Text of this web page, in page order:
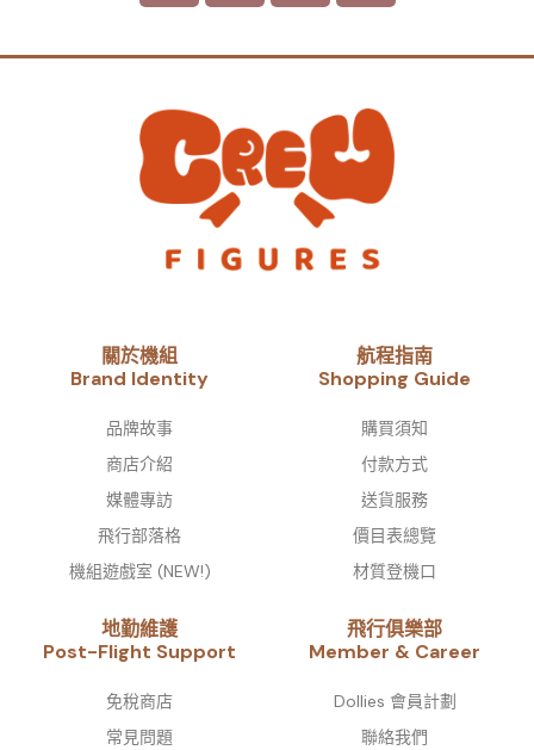
關於機組
Brand Identity​
品牌故事​
商店介紹
媒體專訪
飛行部落格
機組遊戲室 (NEW!)
航程指南
Shopping Guide
購買須知
付款方式
送貨服務
價目表總覽
材質登機口
地勤維護
Post-Flight Support
免稅商店
常見問題
飛行俱樂部
Member & Career
Dollies 會員計劃
聯絡我們